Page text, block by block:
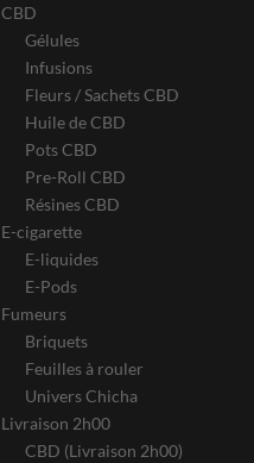
CBD
Gélules
Infusions
Fleurs / Sachets CBD
Huile de CBD
Pots CBD
Pre-Roll CBD
Résines CBD
E-cigarette
E-liquides
E-Pods
Fumeurs
Briquets
Feuilles à rouler
Univers Chicha
Livraison 2h00
CBD (Livraison 2h00)